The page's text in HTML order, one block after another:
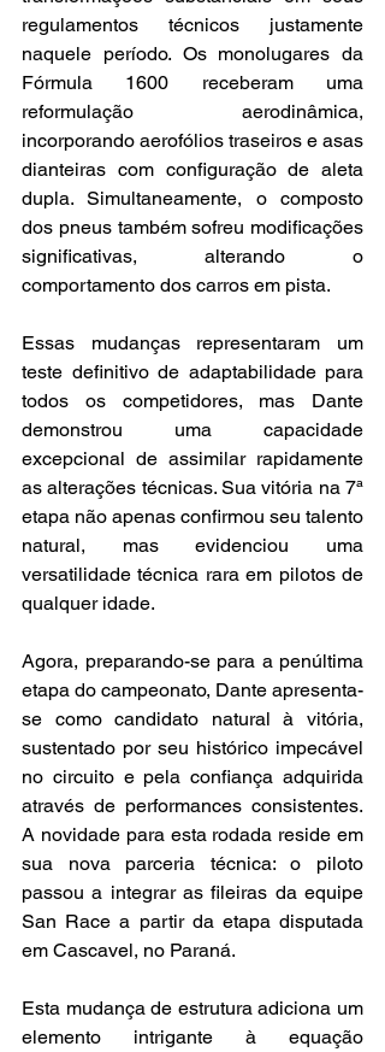
regulamentos técnicos justamente
naquele período. Os monolugares da
Fórmula 1600 receberam uma
reformulação aerodinâmica,
incorporando aerofólios traseiros e asas
dianteiras com configuração de aleta
dupla. Simultaneamente, o composto
dos pneus também sofreu modificações
significativas, alterando o
comportamento dos carros em pista.
Essas mudanças representaram um
teste definitivo de adaptabilidade para
todos os competidores, mas Dante
demonstrou uma capacidade
excepcional de assimilar rapidamente
as alterações técnicas. Sua vitória na 7ª
etapa não apenas confirmou seu talento
natural, mas evidenciou uma
versatilidade técnica rara em pilotos de
qualquer idade.
Agora, preparando-se para a penúltima
etapa do campeonato, Dante apresenta-
se como candidato natural à vitória,
sustentado por seu histórico impecável
no circuito e pela confiança adquirida
através de performances consistentes.
A novidade para esta rodada reside em
sua nova parceria técnica: o piloto
passou a integrar as fileiras da equipe
San Race a partir da etapa disputada
em Cascavel, no Paraná.
Esta mudança de estrutura adiciona um
elemento intrigante à equação